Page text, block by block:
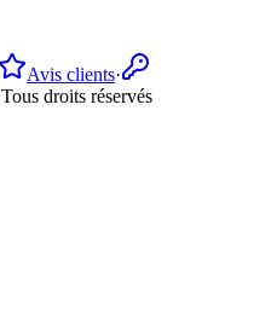
Avis clients·
Tous droits réservés